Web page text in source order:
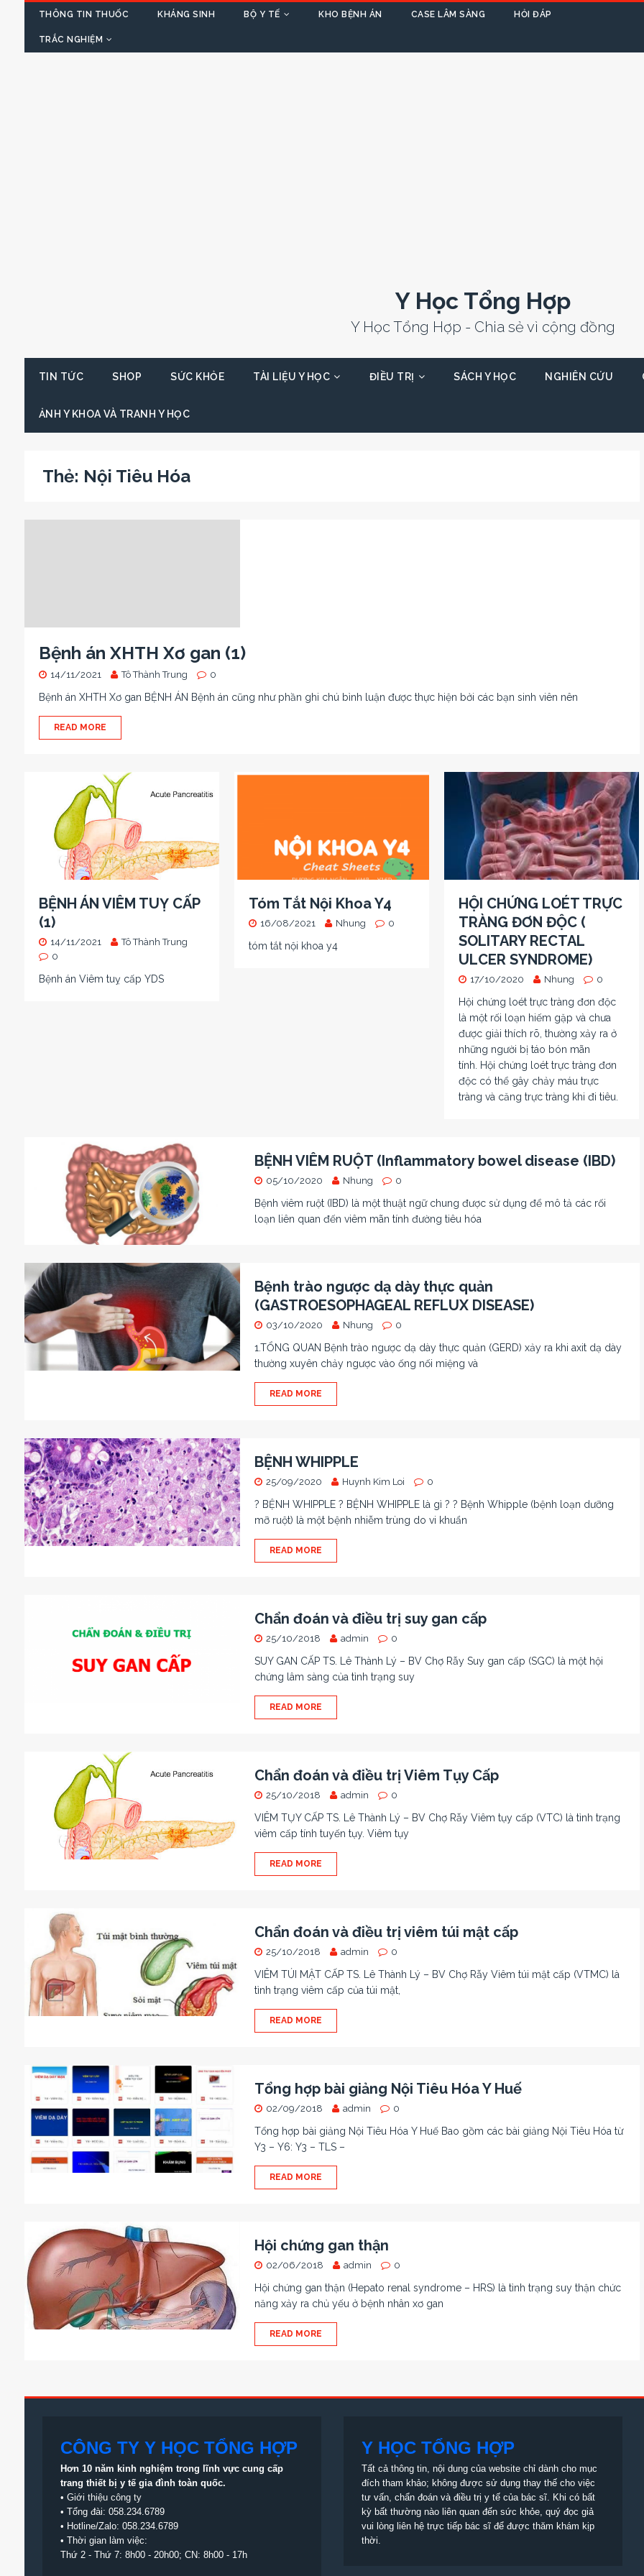
THÔNG TIN THUỐC KHÁNG SINH BỘ Y TẾ KHO BỆNH ÁN CASE LÂM SÀNG HỎI ĐÁP
TRẮC NGHIỆM
Y Học Tổng Hợp
Y Học Tổng Hợp - Chia sẻ vì cộng đồng
TIN TỨC SHOP SỨC KHỎE TÀI LIỆU Y HỌC ĐIỀU TRỊ SÁCH Y HỌC NGHIÊN CỨU
ẢNH Y KHOA VÀ TRANH Y HỌC
Thẻ: Nội Tiêu Hóa
Bệnh án XHTH Xơ gan (1)
14/11/2021 Tô Thành Trung 0
Bệnh án XHTH Xơ gan BỆNH ÁN Bệnh án cũng như phần ghi chú bình luận được thực hiện bởi các bạn sinh viên nên
READ MORE
BỆNH ÁN VIÊM TUỴ CẤP
(1)
14/11/2021
Tô Thành Trung
0
Bệnh án Viêm tuỵ cấp YDS
Tóm Tắt Nội Khoa Y4
16/08/2021 Nhung 0
tóm tắt nội khoa y4
HỘI CHỨNG LOÉT TRỰC
TRÀNG ĐƠN ĐỘC (
SOLITARY RECTAL
ULCER SYNDROME)
17/10/2020 Nhung 0
Hội chứng loét trực tràng đơn độc
là một rối loạn hiếm gặp và chưa
được giải thích rõ, thường xảy ra ở
những người bị táo bón mãn
tính. Hội chứng loét trực tràng đơn
độc có thể gây chảy máu trực
tràng và căng trực tràng khi đi tiêu.
BỆNH VIÊM RUỘT (Inflammatory bowel disease (IBD)
05/10/2020 Nhung 0
Bệnh viêm ruột (IBD) là một thuật ngữ chung được sử dụng để mô tả các rối
loạn liên quan đến viêm mãn tính đường tiêu hóa
Bệnh trào ngược dạ dày thực quản
(GASTROESOPHAGEAL REFLUX DISEASE)
03/10/2020 Nhung 0
1.TỔNG QUAN Bệnh trào ngược dạ dày thực quản (GERD) xảy ra khi axit dạ dày
thường xuyên chảy ngược vào ống nối miệng và
READ MORE
BỆNH WHIPPLE
25/09/2020 Huynh Kim Loi 0
? BỆNH WHIPPLE ? BỆNH WHIPPLE là gì ? ? Bệnh Whipple (bệnh loạn dưỡng
mỡ ruột) là một bệnh nhiễm trùng do vi khuẩn
READ MORE
Chẩn đoán và điều trị suy gan cấp
25/10/2018 admin 0
SUY GAN CẤP TS. Lê Thành Lý – BV Chợ Rẫy Suy gan cấp (SGC) là một hội
chứng lâm sàng của tình trạng suy
READ MORE
Chẩn đoán và điều trị Viêm Tụy Cấp
25/10/2018 admin 0
VIÊM TỤY CẤP TS. Lê Thành Lý – BV Chợ Rẫy Viêm tụy cấp (VTC) là tình trạng
viêm cấp tính tuyến tụy. Viêm tụy
READ MORE
Chẩn đoán và điều trị viêm túi mật cấp
25/10/2018 admin 0
VIÊM TÚI MẬT CẤP TS. Lê Thành Lý – BV Chợ Rẫy Viêm túi mật cấp (VTMC) là
tình trạng viêm cấp của túi mật,
READ MORE
Tổng hợp bài giảng Nội Tiêu Hóa Y Huế
02/09/2018 admin 0
Tổng hợp bài giảng Nội Tiêu Hóa Y Huế Bao gồm các bài giảng Nội Tiêu Hóa từ
Y3 – Y6: Y3 – TLS –
READ MORE
Hội chứng gan thận
02/06/2018 admin 0
Hội chứng gan thận (Hepato renal syndrome – HRS) là tình trạng suy thận chức
năng xảy ra chủ yếu ở bệnh nhân xơ gan
READ MORE
CÔNG TY Y HỌC TỔNG HỢP
Hơn 10 năm kinh nghiệm trong lĩnh vực cung cấp
trang thiết bị y tế gia đình toàn quốc.
• Giới thiệu công ty
• Tổng đài: 058.234.6789
• Hotline/Zalo: 058.234.6789
• Thời gian làm việc:
Thứ 2 - Thứ 7: 8h00 - 20h00; CN: 8h00 - 17h
Y HỌC TỔNG HỢP
Tất cả thông tin, nội dung của website chỉ dành cho mục
đích tham khảo; không được sử dụng thay thế cho việc
tư vấn, chẩn đoán và điều trị y tế của bác sĩ. Khi có bất
kỳ bất thường nào liên quan đến sức khỏe, quý đọc giả
vui lòng liên hệ trực tiếp bác sĩ để được thăm khám kịp
thời.